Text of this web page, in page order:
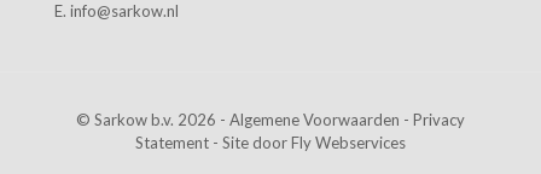
E. info@sarkow.nl
© Sarkow b.v. 2026 - Algemene Voorwaarden - Privacy
Statement - Site doorFly Webservices